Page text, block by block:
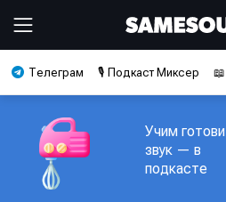
Телеграм 🎙️ Подкаст Миксер
Учим
звук — в
подкасте